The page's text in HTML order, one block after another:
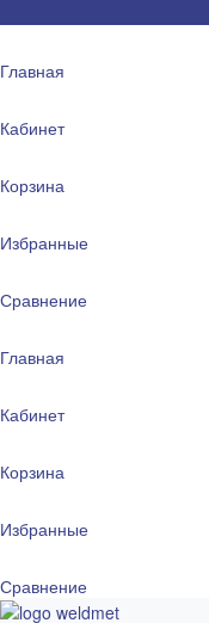
Главная
Кабинет
Корзина
Избранные
Сравнение
Главная
Кабинет
Корзина
Избранные
Сравнение